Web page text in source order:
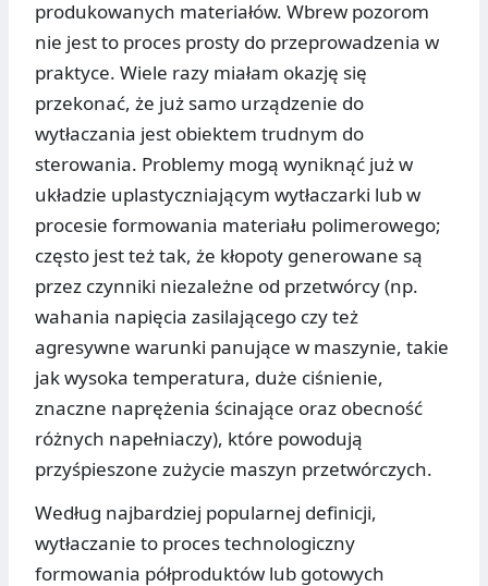
produkowanych materiałów. Wbrew pozorom
nie jest to proces prosty do przeprowadzenia w
praktyce. Wiele razy miałam okazję się
przekonać, że już samo urządzenie do
wytłaczania jest obiektem trudnym do
sterowania. Problemy mogą wyniknąć już w
układzie uplastyczniającym wytłaczarki lub w
procesie formowania materiału polimerowego;
często jest też tak, że kłopoty generowane są
przez czynniki niezależne od przetwórcy (np.
wahania napięcia zasilającego czy też
agresywne warunki panujące w maszynie, takie
jak wysoka temperatura, duże ciśnienie,
znaczne naprężenia ścinające oraz obecność
różnych napełniaczy), które powodują
przyśpieszone zużycie maszyn przetwórczych.
Według najbardziej popularnej definicji,
wytłaczanie to proces technologiczny
formowania półproduktów lub gotowych